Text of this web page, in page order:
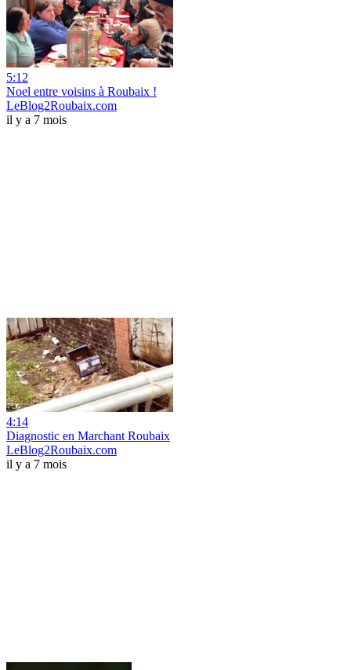
5:12
Noel entre voisins à Roubaix !
LeBlog2Roubaix.com
il y a 7 mois
4:14
Diagnostic en Marchant Roubaix
LeBlog2Roubaix.com
il y a 7 mois